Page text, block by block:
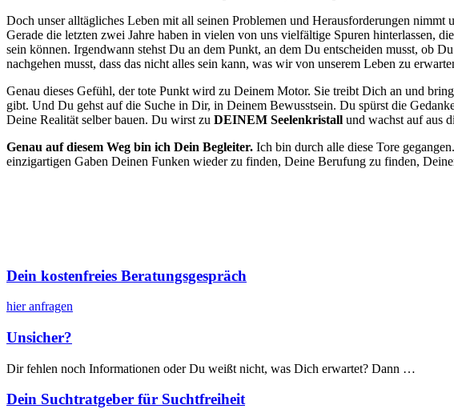
Doch unser alltägliches Leben mit all seinen Problemen und Herausforderungen
Gerade die letzten zwei Jahre haben in vielen von uns vielfältige Spuren hinterlassen,
sein können. Irgendwann stehst Du an dem Punkt, an dem Du entscheiden musst, ob
nachgehen musst, dass das nicht alles sein kann, was wir von unserem Leben zu
Genau dieses Gefühl, der tote Punkt wird zu Deinem Motor. Sie treibt Dich an und
gibt. Und Du gehst auf die Suche in Dir, in Deinem Bewusstsein. Du spürst die
Deine Realität selber bauen. Du wirst zu DEINEM Seelenkristall und wachst auf aus
Genau auf diesem Weg bin ich Dein Begleiter. Ich bin durch alle diese Tore
einzigartigen Gaben Deinen Funken wieder zu finden, Deine Berufung zu finden,
Dein kostenfreies Beratungsgespräch
hier anfragen
Unsicher?
Dir fehlen noch Informationen oder Du weißt nicht, was Dich erwartet? Dann …
Dein Suchtratgeber für Suchtfreiheit